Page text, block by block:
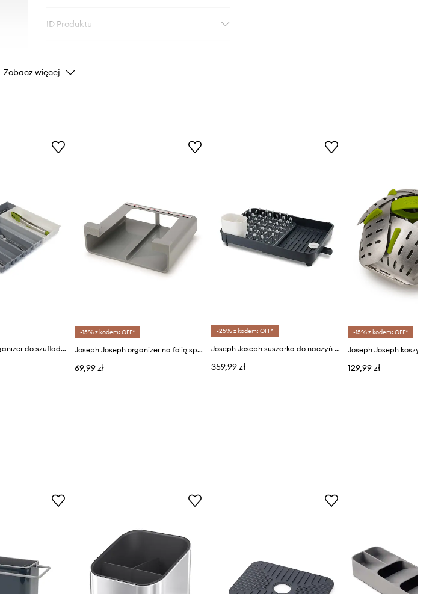
ID Produktu
Zobacz więcej
Joseph Joseph organizer do szuflady z tworzywa sztucznego
-15% z kodem: OFF*
Joseph Joseph organizer na folię spożywczą
69,99 zł
-25% z kodem: OFF*
Joseph Joseph suszarka do naczyń Extend™
359,99 zł
-15% z kodem: OFF*
129,99 zł